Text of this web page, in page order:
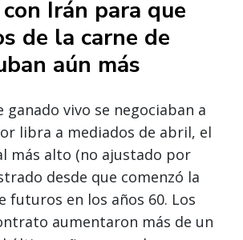
Irán para que
de la carne de
aún más
ganado vivo se negociaban a
libra a mediados de abril, el
más alto (no ajustado por
desde que comenzó la
futuros en los años 60. Los
aumentaron más de un